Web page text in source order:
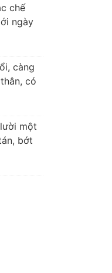
chế
ngày
càng
có
một
bớt